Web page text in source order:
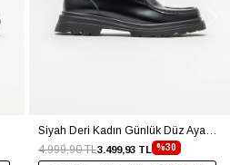
Siyah Deri Kadın Günlük Düz Ayakkabı
%30
3.499,93 TL
4.999,90 TL